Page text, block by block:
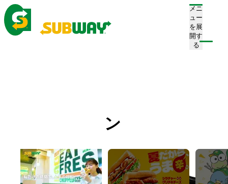
メニ
ュー
を展
開す
る
てり焼きチキン
Teriyaki Chicken